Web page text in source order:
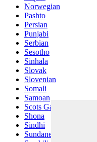
Norwegian
Pashto
Persian
Punjabi
Serbian
Sesotho
Sinhala
Slovak
Slovenian
Somali
Samoan
Scots Gaelic
Shona
Sindhi
Sundanese